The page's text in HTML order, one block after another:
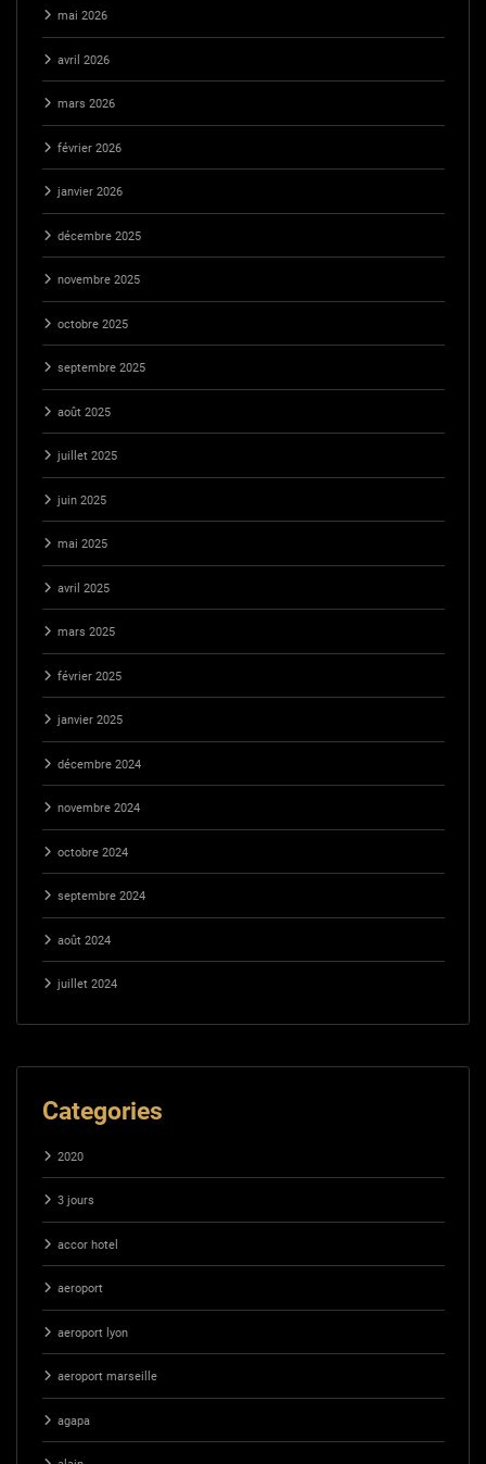
mai 2026
avril 2026
mars 2026
février 2026
janvier 2026
décembre 2025
novembre 2025
octobre 2025
septembre 2025
août 2025
juillet 2025
juin 2025
mai 2025
avril 2025
mars 2025
février 2025
janvier 2025
décembre 2024
novembre 2024
octobre 2024
septembre 2024
août 2024
juillet 2024
Categories
2020
3 jours
accor hotel
aeroport
aeroport lyon
aeroport marseille
agapa